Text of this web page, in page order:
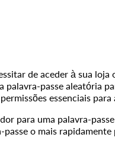
de aceder à sua loja
passe aleatória
essenciais
para uma palavra-
o mais rapidamente